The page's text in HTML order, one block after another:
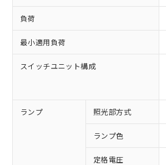
負荷
最小適用負荷
スイッチユニット構成
ランプ 照光部方式
ランプ色
定格電圧